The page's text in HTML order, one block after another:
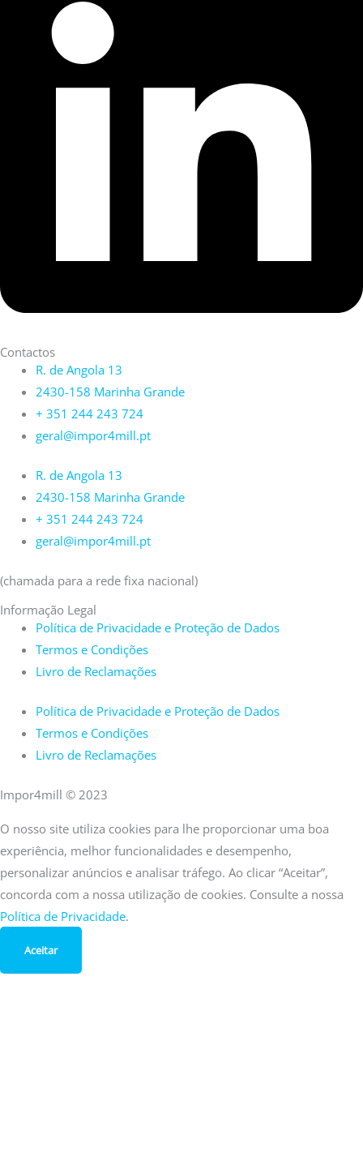
Contactos
R. de Angola 13
2430-158 Marinha Grande
+ 351 244 243 724
geral@impor4mill.pt
R. de Angola 13
2430-158 Marinha Grande
+ 351 244 243 724
geral@impor4mill.pt
(chamada para a rede fixa nacional)
Informação Legal
Política de Privacidade e Proteção de Dados
Termos e Condições
Livro de Reclamações
Política de Privacidade e Proteção de Dados
Termos e Condições
Livro de Reclamações
Impor4mill © 2023
O nosso site utiliza cookies para lhe proporcionar uma boa
experiência, melhor funcionalidades e desempenho,
personalizar anúncios e analisar tráfego. Ao clicar “Aceitar”,
concorda com a nossa utilização de cookies. Consulte a nossa
Política de Privacidade.
Aceitar